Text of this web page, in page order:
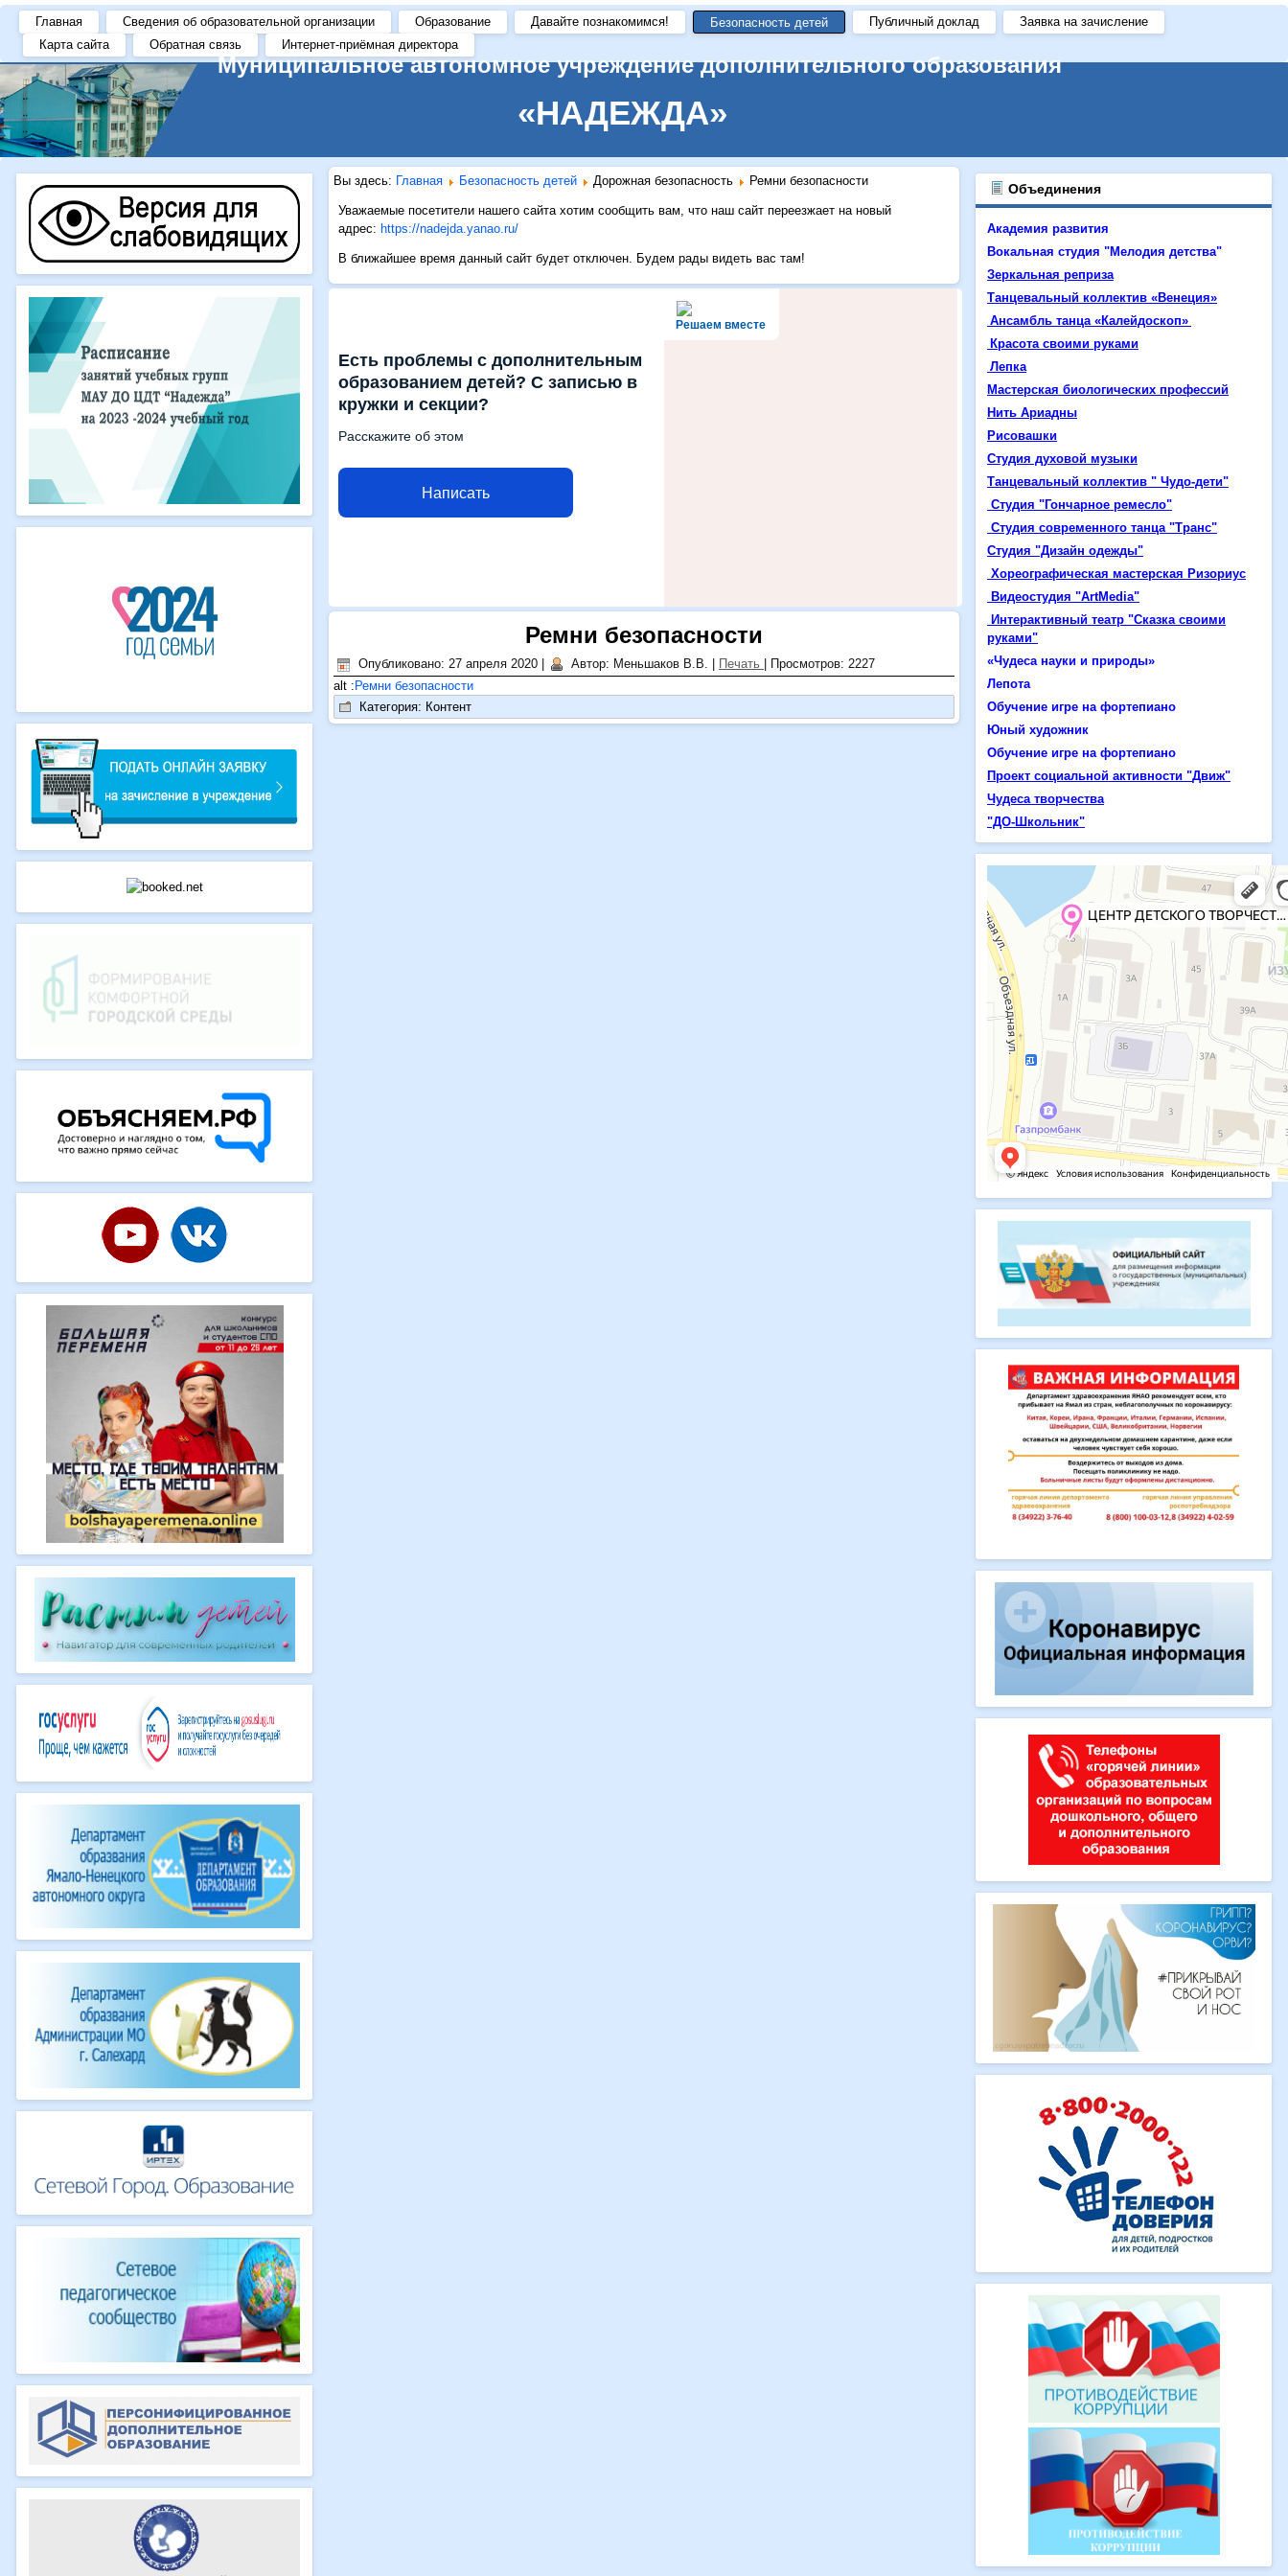
Главная Сведения об образовательной организации Образование Давайте познакомимся! Безопасность детей Публичный доклад
Заявка на зачисление
Карта сайта
Обратная связь Интернет-приёмная директора
Муниципальное автономное учреждение дополнительного образования
«НАДЕЖДА»
https://i.gifer.com/ZRV7.gif
Вы здесь: Главная Безопасность детей Дорожная безопасность Ремни безопасности
Уважаемые посетители нашего сайта хотим сообщить вам, что наш сайт переезжает на новый
адрес: https://nadejda.yanao.ru/
В ближайшее время данный сайт будет отключен. Будем рады видеть вас там!
Решаем вместе
Есть проблемы с дополнительным
образованием детей? С записью в
кружки и секции?
Расскажите об этом
Написать
Ремни безопасности
Опубликовано: 27 апреля 2020 Автор: Меньшаков В.В. Печать
Просмотров: 2227
alt :Ремни безопасности
Категория: Контент
Объединения
Академия развития
Вокальная студия "Мелодия детства"
Зеркальная реприза
Танцевальный коллектив «Венеция»
Ансамбль танца «Калейдоскоп»
Красота своими руками
Лепка
Мастерская биологических профессий
Нить Ариадны
Рисовашки
Студия духовой музыки
Танцевальный коллектив " Чудо-дети"
Студия "Гончарное ремесло"
Студия современного танца "Транс"
Студия "Дизайн одежды"
Хореографическая мастерская Ризориус
Видеостудия "ArtMedia"
Интерактивный театр "Сказка своими
руками"
«Чудеса науки и природы»
Лепота
Обучение игре на фортепиано
Юный художник
Обучение игре на фортепиано
Проект социальной активности "Движ"
Чудеса творчества
"ДО-Школьник"